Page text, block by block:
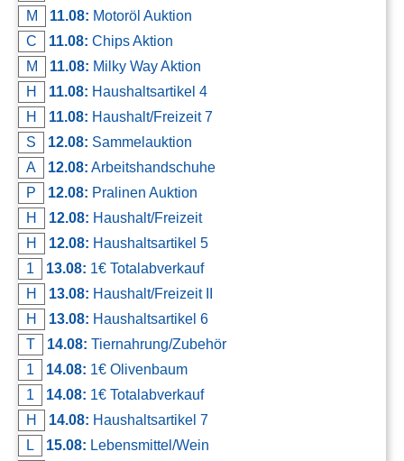
M
11.08: Motoröl Auktion
C
11.08: Chips Aktion
M
11.08: Milky Way Aktion
H
11.08: Haushaltsartikel 4
H
11.08: Haushalt/Freizeit 7
S
12.08: Sammelauktion
A
12.08: Arbeitshandschuhe
P
12.08: Pralinen Auktion
H
12.08: Haushalt/Freizeit
H
12.08: Haushaltsartikel 5
1
13.08: 1€ Totalabverkauf
H
13.08: Haushalt/Freizeit II
H
13.08: Haushaltsartikel 6
T
14.08: Tiernahrung/Zubehör
1
14.08: 1€ Olivenbaum
1
14.08: 1€ Totalabverkauf
H
14.08: Haushaltsartikel 7
L
15.08: Lebensmittel/Wein